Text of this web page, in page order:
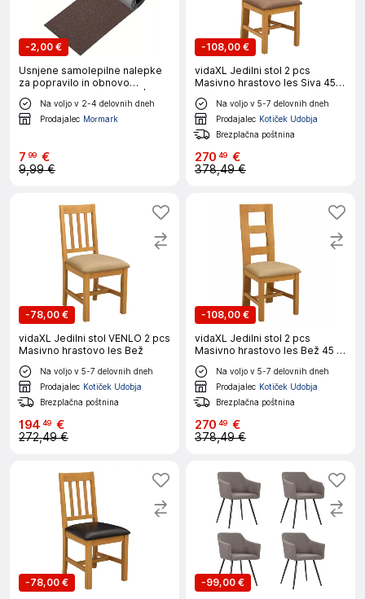
-2,00 €
Usnjene samolepilne nalepke
za popravilo in obnovo
usnjenih sedežev - Rjava |
LEATHERPATCH
Na voljo v 2-4 delovnih dneh
Prodajalec Mormark
7 99 €
9,99 €
-108,00 €
vidaXL Jedilni stol 2 pcs
Masivno hrastovo les Siva 45 x
51 x 105 cm
Na voljo v 5-7 delovnih dneh
Prodajalec Kotiček Udobja
Brezplačna poštnina
270 49 €
378,49 €
-78,00 €
vidaXL Jedilni stol VENLO 2 pcs
Masivno hrastovo les Bež
Na voljo v 5-7 delovnih dneh
Prodajalec Kotiček Udobja
Brezplačna poštnina
194 49 €
272,49 €
-108,00 €
vidaXL Jedilni stol 2 pcs
Masivno hrastovo les Bež 45 x
51 x 105 cm
Na voljo v 5-7 delovnih dneh
Prodajalec Kotiček Udobja
Brezplačna poštnina
270 49 €
378,49 €
-78,00 €
-99,00 €